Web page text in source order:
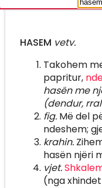
HASEM vetv.
Takohem
papritur,
hasën me
(dendur,
fig.Më del
ndeshem;
krahin.
hasën njëri
vjet.
(nga